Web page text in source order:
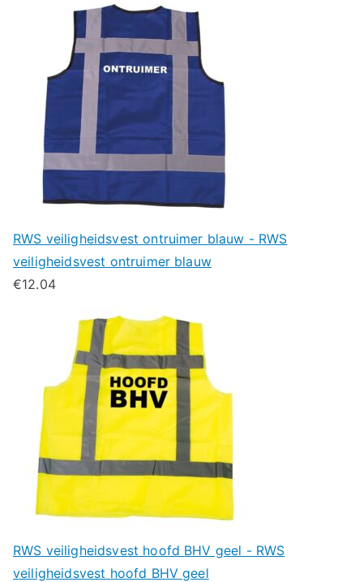
RWS veiligheidsvest ontruimer blauw - RWS
veiligheidsvest ontruimer blauw
€12.04
RWS veiligheidsvest hoofd BHV geel - RWS
veiligheidsvest hoofd BHV geel